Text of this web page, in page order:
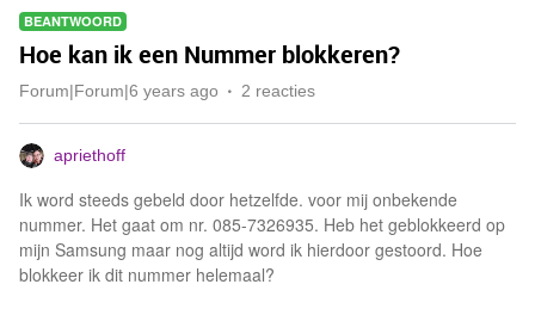
BEANTWOORD
Hoe kan ik een Nummer blokkeren?
Forum|Forum|6 years ago 2 reacties
apriethoff
Ik word steeds gebeld door hetzelfde. voor mij onbekende
nummer. Het gaat om nr. 085-7326935. Heb het geblokkeerd op
mijn Samsung maar nog altijd word ik hierdoor gestoord. Hoe
blokkeer ik dit nummer helemaal?